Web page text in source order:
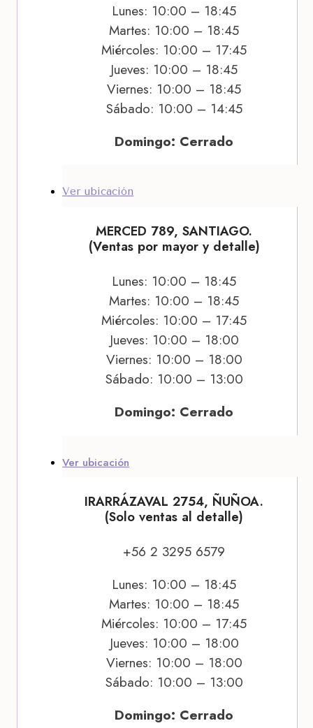
Lunes: 10:00 – 18:45
Martes: 10:00 – 18:45
Miércoles: 10:00 – 17:45
Jueves: 10:00 – 18:45
Viernes: 10:00 – 18:45
Sábado: 10:00 – 14:45
Domingo: Cerrado
Ver ubicación
MERCED 789, SANTIAGO.
(Ventas por mayor y detalle)
Lunes: 10:00 – 18:45
Martes: 10:00 – 18:45
Miércoles: 10:00 – 17:45
Jueves: 10:00 – 18:00
Viernes: 10:00 – 18:00
Sábado: 10:00 – 13:00
Domingo: Cerrado
Ver ubicación
IRARRÁZAVAL 2754, ÑUÑOA.
(Solo ventas al detalle)
+56 2 3295 6579
Lunes: 10:00 – 18:45
Martes: 10:00 – 18:45
Miércoles: 10:00 – 17:45
Jueves: 10:00 – 18:00
Viernes: 10:00 – 18:00
Sábado: 10:00 – 13:00
Domingo: Cerrado